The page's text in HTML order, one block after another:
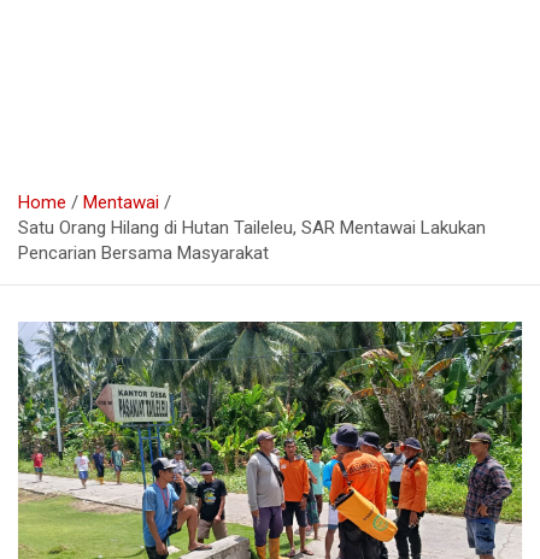
Home
Mentawai
Satu Orang Hilang di Hutan Taileleu, SAR Mentawai Lakukan
Pencarian Bersama Masyarakat